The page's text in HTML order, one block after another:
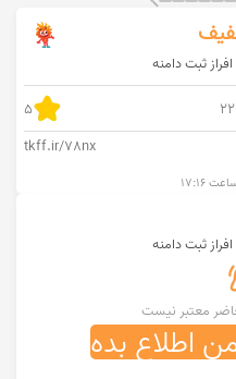
5
tkff.ir/78nx
معتبر نیست
اطلاع بده